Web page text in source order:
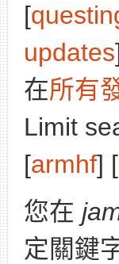
[
updates
在所有
Limit
[armhf] [
您在
定關鍵